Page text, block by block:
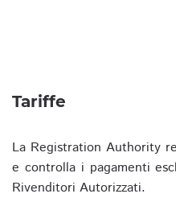
Tariffe
La Registration Authority
e controlla i pagamenti
Rivenditori Autorizzati.